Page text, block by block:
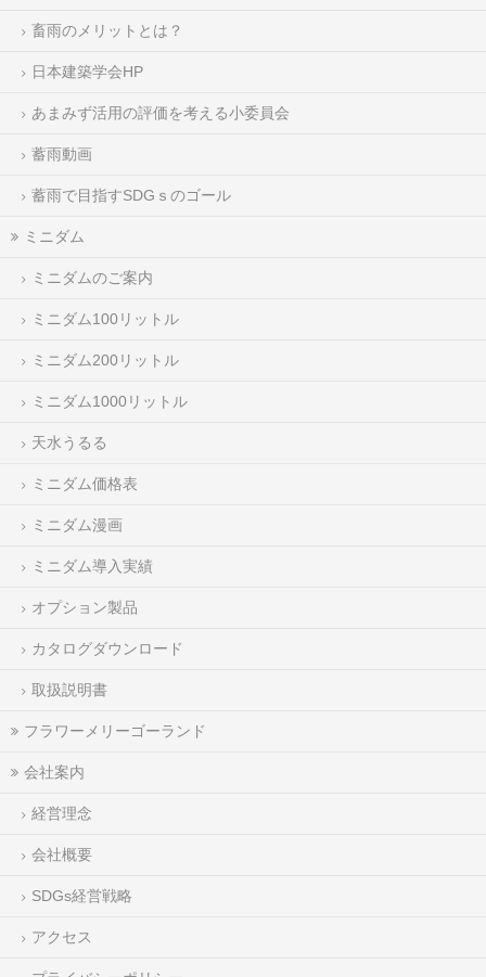
畜雨のメリットとは？
日本建築学会HP
あまみず活用の評価を考える小委員会
蓄雨動画
蓄雨で目指すSDGｓのゴール
ミニダム
ミニダムのご案内
ミニダム100リットル
ミニダム200リットル
ミニダム1000リットル
天水うるる
ミニダム価格表
ミニダム漫画
ミニダム導入実績
オプション製品
カタログダウンロード
取扱説明書
フラワーメリーゴーランド
会社案内
経営理念
会社概要
SDGs経営戦略
アクセス